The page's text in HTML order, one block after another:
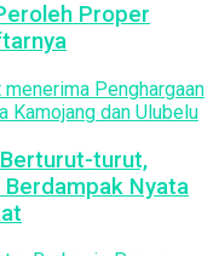
Proper
Berturut-turut,
Nyata